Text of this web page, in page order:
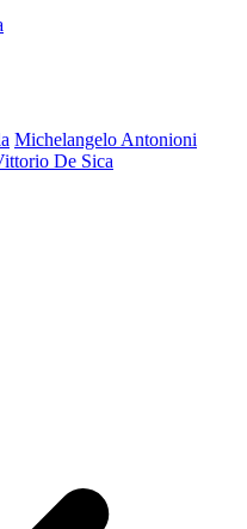
Michelangelo Antonioni
De Sica